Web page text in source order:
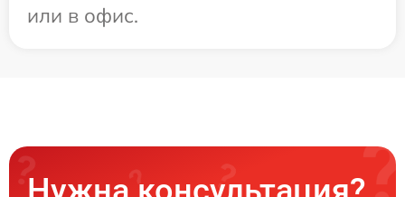
или в офис.